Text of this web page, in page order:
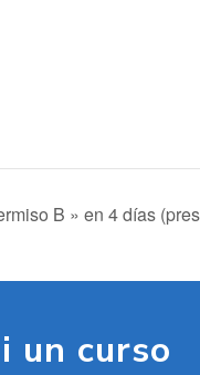
B » en 4 días
un curso